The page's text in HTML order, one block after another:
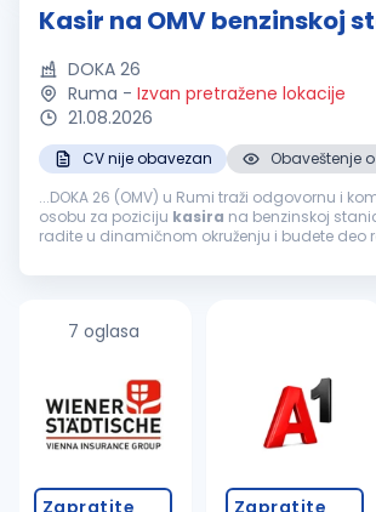
Kasir na OMV benzinskoj
DOKA 26
Ruma - Izvan pretražene lokacije
21.08.2026
CV nije obavezan
Obaveštenje
...DOKA 26 (OMV) u Rumi traži odgovornu i
osobu za poziciju kasira na benzinskoj
radite u dinamičnom okruženju i budete deo
za vas. ...
7 oglasa
Zapratite Zapratite